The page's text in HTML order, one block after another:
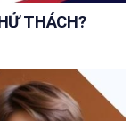
THÁCH?